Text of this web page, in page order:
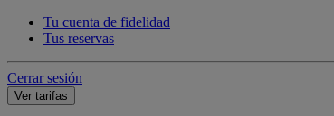
Tu cuenta de fidelidad
Tus reservas
Cerrar sesión
Ver tarifas